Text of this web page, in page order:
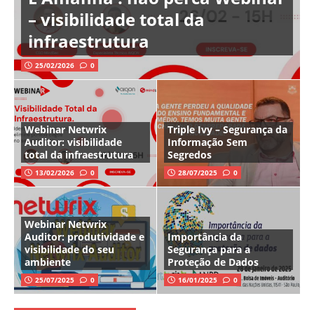
– visibilidade total da
infraestrutura
25/02/2026 0
Webinar Netwrix
Auditor: visibilidade
total da infraestrutura
13/02/2026 0
Triple Ivy – Segurança da
Informação Sem
Segredos
28/07/2025 0
Webinar Netwrix
Auditor: produtividade e
visibilidade do seu
ambiente
25/07/2025 0
Importância da
Segurança para a
Proteção de Dados
16/01/2025 0